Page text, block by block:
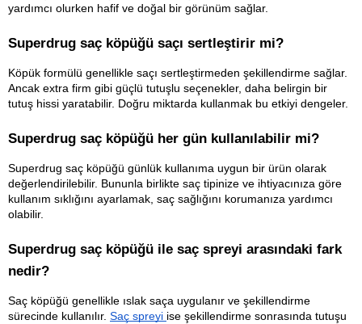
yardımcı olurken hafif ve doğal bir görünüm sağlar.
Superdrug saç köpüğü saçı sertleştirir mi?
Köpük formülü genellikle saçı sertleştirmeden şekillendirme sağlar.
Ancak extra firm gibi güçlü tutuşlu seçenekler, daha belirgin bir
tutuş hissi yaratabilir. Doğru miktarda kullanmak bu etkiyi dengeler.
Superdrug saç köpüğü her gün kullanılabilir mi?
Superdrug saç köpüğü günlük kullanıma uygun bir ürün olarak
değerlendirilebilir. Bununla birlikte saç tipinize ve ihtiyacınıza göre
kullanım sıklığını ayarlamak, saç sağlığını korumanıza yardımcı
olabilir.
Superdrug saç köpüğü ile saç spreyi arasındaki fark
nedir?
Saç köpüğü genellikle ıslak saça uygulanır ve şekillendirme
sürecinde kullanılır. Saç spreyi ise şekillendirme sonrasında tutuşu